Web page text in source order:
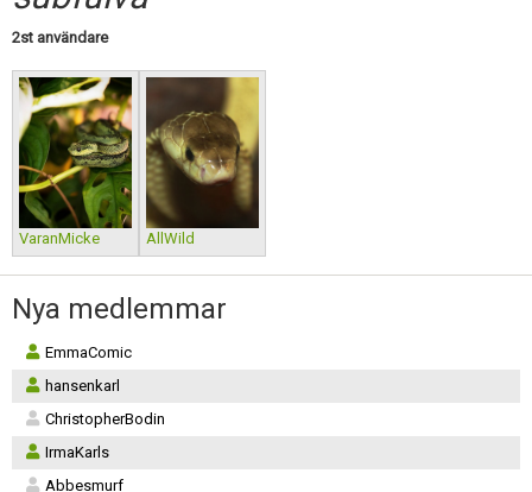
2st användare
VaranMicke AllWild
Nya medlemmar
EmmaComic
hansenkarl
ChristopherBodin
IrmaKarls
Abbesmurf